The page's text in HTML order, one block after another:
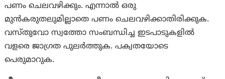
പണം ചെലവഴിക്കും. എന്നാല്‍ ഒരു
മുന്‍കരുതലുമില്ലാതെ പണം ചെലവഴിക്കാതിരിക്കുക.
വസ്‌തുവോ സ്വത്തോ സംബന്ധിച്ച ഇടപാടുകളില്‍
വളരെ ജാഗ്രത പുലര്‍ത്തുക. പക്വതയോടെ
പെരുമാറുക.